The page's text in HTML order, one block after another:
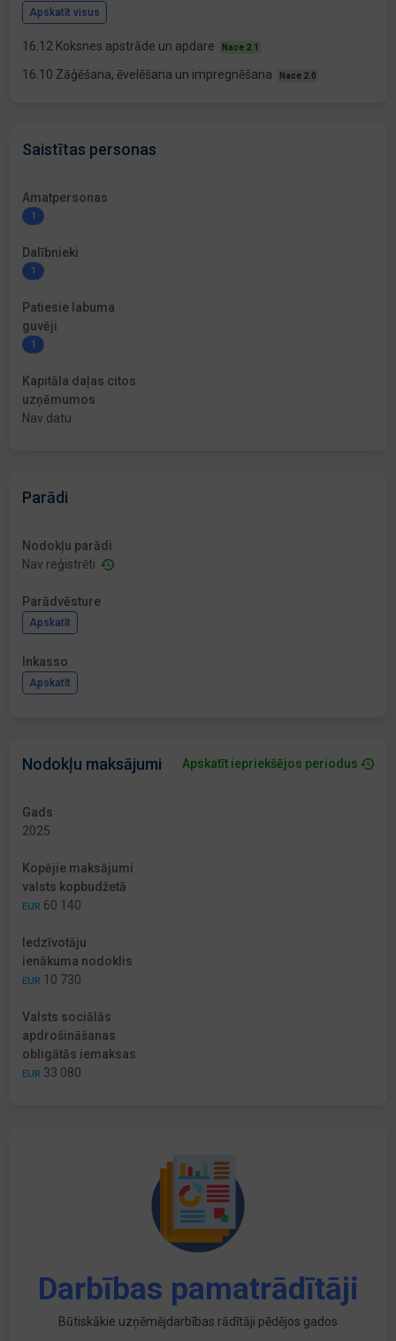
Apskatīt visus
16.12 Koksnes apstrāde un apdare Nace 2.1
16.10 Zāģēšana, ēvelēšana un impregnēšana Nace 2.0
Saistītas personas
Amatpersonas
1
Dalībnieki
1
Patiesie labuma
guvēji
1
Kapitāla daļas citos
uzņēmumos
Nav datu
Parādi
Nodokļu parādi
Nav reģistrēti
Parādvēsture
Apskatīt
Inkasso
Apskatīt
Nodokļu maksājumi Apskatīt iepriekšējos periodus
Gads
2025
Kopējie maksājumi
valsts kopbudžetā
EUR 60 140
Iedzīvotāju
ienākuma nodoklis
EUR 10 730
Valsts sociālās
apdrošināšanas
obligātās iemaksas
EUR 33 080
Darbības pamatrādītāji
Būtiskākie uzņēmējdarbības rādītāji pēdējos gados